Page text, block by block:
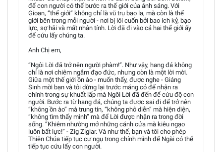
để con người có thể bước ra thế giới của ánh sáng. Với
Gioan, “thế giới” không chỉ là vũ trụ bao la, mà còn là thế
giới bên trong mỗi người - nơi bị lôi cuốn bởi bao ích kỷ, bạo
lực, sợ hãi và mất nhân tính. Lời đã đi vào cả hai thế giới ấy
để cứu lấy chúng ta.
Anh Chị em,
“Ngôi Lời đã trở nên người phàm!”. Như vậy, hang đá không
chỉ là nơi chiêm ngắm đạo đức, nhưng còn là một lời mời.
Giữa một thế giới ồn ào - muốn thấy, được nghe - Giáng
Sinh mời bạn và tôi dừng lại trước máng cỏ để nhận ra
chính trong sự khuất lấp mà Ngôi Lời đã đến để cứu độ con
người. Bước ra từ hang đá, chúng ta được sai đi để trở nên
“không ồn ào” mà trung tín, “không phô diễn” mà hiện diện,
“không tìm thấy mình” mà để Lời được nhận ra trong đời
sống. “Khiêm nhường mở những cánh cửa mà kiêu ngạo
luôn bất lực!” - Zig Ziglar. Và như thế, bạn và tôi cho phép
Thiên Chúa tiếp tục cư ngụ trong chính mình để Ngài có thể
tiếp tục cứu lấy con người.